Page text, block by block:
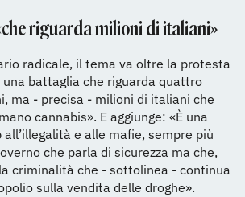
riguarda milioni di italiani»
radicale, il tema va oltre la protesta
una battaglia che riguarda quattro
ma - precisa - milioni di italiani che
cannabis». E aggiunge: «È una
e alle mafie, sempre più
che parla di sicurezza ma che,
criminalità che - sottolinea - continua
sulla vendita delle droghe».